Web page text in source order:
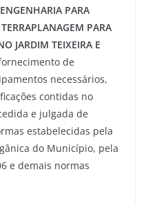
PARA
PARA
JARDIM TEIXEIRA E
de
necessários,
contidas no
e julgada de
estabelecidas pela
do Município, pela
e demais normas